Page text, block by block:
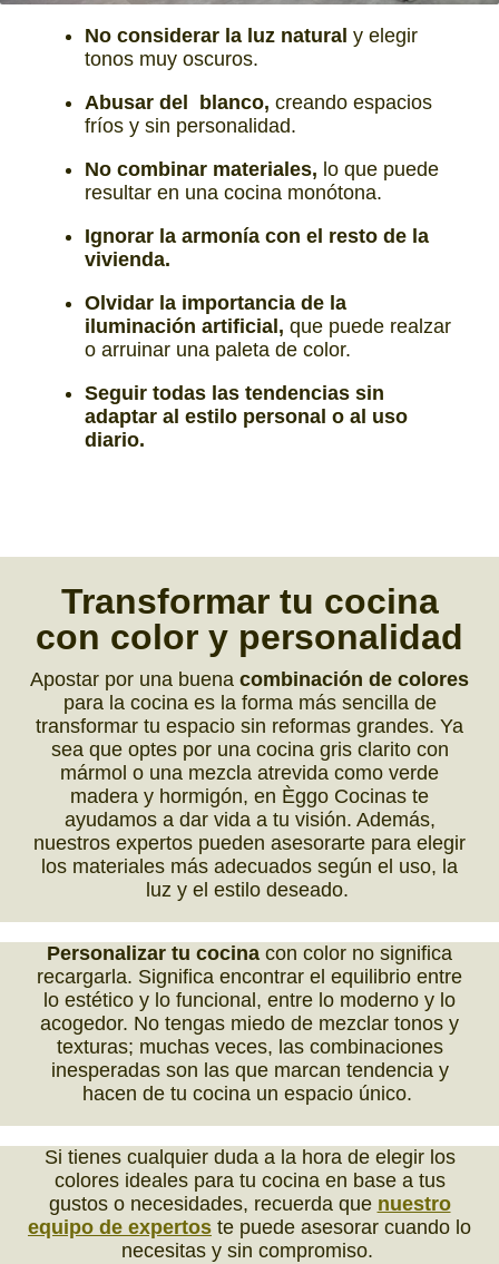
No considerar la luz natural y elegir
tonos muy oscuros.
Abusar del blanco, creando espacios
fríos y sin personalidad.
No combinar materiales, lo que puede
resultar en una cocina monótona.
Ignorar la armonía con el resto de la
vivienda.
Olvidar la importancia de la
iluminación artificial, que puede realzar
o arruinar una paleta de color.
Seguir todas las tendencias sin
adaptar al estilo personal o al uso
diario.
Transformar tu cocina
con color y personalidad
Apostar por una buena combinación de colores
para la cocina es la forma más sencilla de
transformar tu espacio sin reformas grandes. Ya
sea que optes por una cocina gris clarito con
mármol o una mezcla atrevida como verde
madera y hormigón, en Èggo Cocinas te
ayudamos a dar vida a tu visión. Además,
nuestros expertos pueden asesorarte para elegir
los materiales más adecuados según el uso, la
luz y el estilo deseado.
Personalizar tu cocina con color no significa
recargarla. Significa encontrar el equilibrio entre
lo estético y lo funcional, entre lo moderno y lo
acogedor. No tengas miedo de mezclar tonos y
texturas; muchas veces, las combinaciones
inesperadas son las que marcan tendencia y
hacen de tu cocina un espacio único.
Si tienes cualquier duda a la hora de elegir los
colores ideales para tu cocina en base a tus
gustos o necesidades, recuerda que nuestro
equipo de expertos te puede asesorar cuando lo
necesitas y sin compromiso.